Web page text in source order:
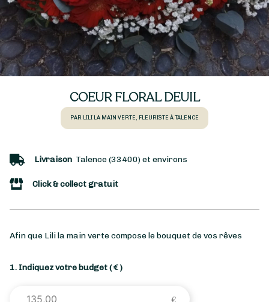
COEUR FLORAL DEUIL
PAR LILI LA MAIN VERTE, FLEURISTE À TALENCE
Livraison Talence (33400) et environs
Click & collect gratuit
Afin que Lili la main verte compose le bouquet de vos rêves
1. Indiquez votre budget( € )